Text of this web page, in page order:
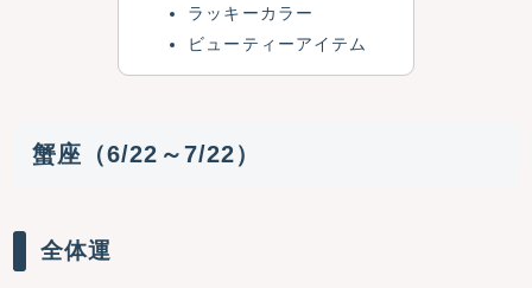
ラッキーカラー
ビューティーアイテム
蟹座（6/22～7/22）
全体運